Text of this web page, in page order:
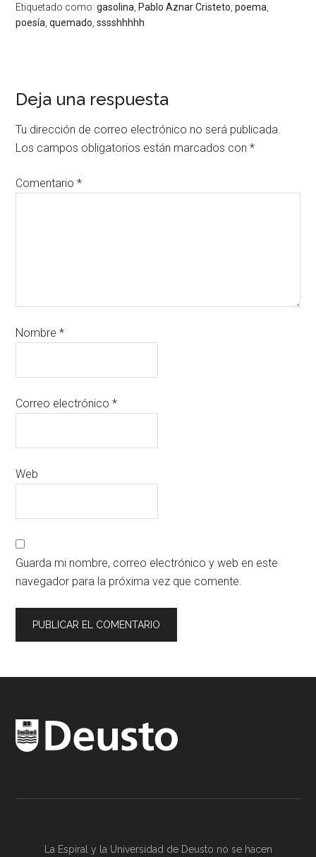
Etiquetado como:gasolina Pablo Aznar Cristeto ,poema
poesía ,quemado ,sssshhhhh
Deja una respuesta
Tu dirección de correo electrónico no será publicada.
Los campos obligatorios están marcados con*
Comentario*
Nombre*
Correo electrónico*
Web
Guarda mi nombre, correo electrónico y web en este
navegador para la próxima vez que comente.
La Espiral y la Universidad de Deusto no se hacen